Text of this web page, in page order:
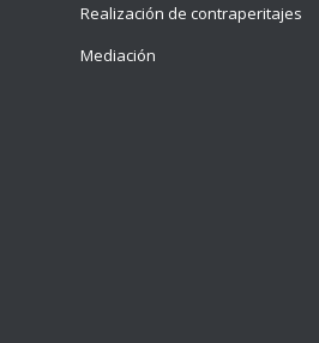
Realización de contraperitajes
Mediación